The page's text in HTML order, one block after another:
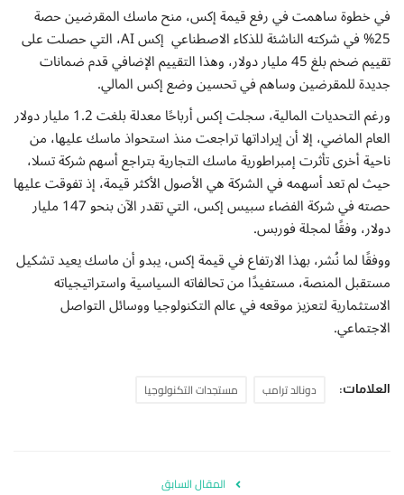
في خطوة ساهمت في رفع قيمة إكس، منح ماسك المقرضين حصة
25% في شركته الناشئة للذكاء الاصطناعي إكس AI، التي حصلت على
تقييم ضخم بلغ 45 مليار دولار، وهذا التقييم الإضافي قدم ضمانات
جديدة للمقرضين وساهم في تحسين وضع إكس المالي.
ورغم التحديات المالية، سجلت إكس أرباحًا معدلة بلغت 1.2 مليار دولار
العام الماضي، إلا أن إيراداتها تراجعت منذ استحواذ ماسك عليها، من
ناحية أخرى تأثرت إمبراطورية ماسك التجارية بتراجع أسهم شركة تسلا،
حيث لم تعد أسهمه في الشركة هي الأصول الأكثر قيمة، إذ تفوقت عليها
حصته في شركة الفضاء سبيس إكس، التي تقدر الآن بنحو 147 مليار
دولار، وفقًا لمجلة فوربس.
ووفقًا لما نُشر، بهذا الارتفاع في قيمة إكس، يبدو أن ماسك يعيد تشكيل
مستقبل المنصة، مستفيدًا من تحالفاته السياسية واستراتيجياته
الاستثمارية لتعزيز موقعه في عالم التكنولوجيا ووسائل التواصل
الاجتماعي.
العلامات: دونالد ترامب مستجدات التكنولوجيا
المقال السابق